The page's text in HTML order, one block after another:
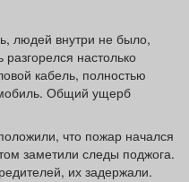
людей внутри не было,
настолько
кабель, полностью
Общий ущерб
что пожар начался
заметили следы поджога.
их задержали.